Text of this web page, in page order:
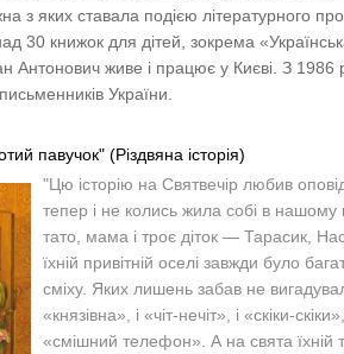
з яких ставала подією літературного
30 книжок для дітей, зокрема
Антонович живе і працює у Києві. З 1986
України.
павучок" (Різдвяна історія)
"Цю історію на Святвечір любив
тепер і не колись жила собі в нашому
тато, мама і троє діток — Тарасик,
їхній привітній оселі завжди було
сміху. Яких лишень забав не
«князівна», і «чіт-нечіт», і «скіки-
«смішний телефон». А на свята їхній